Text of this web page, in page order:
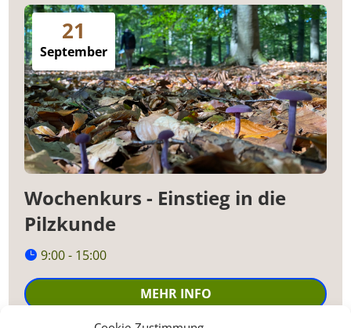
21
September
Wochenkurs - Einstieg in die
Pilzkunde
9:00 - 15:00
MEHR INFO